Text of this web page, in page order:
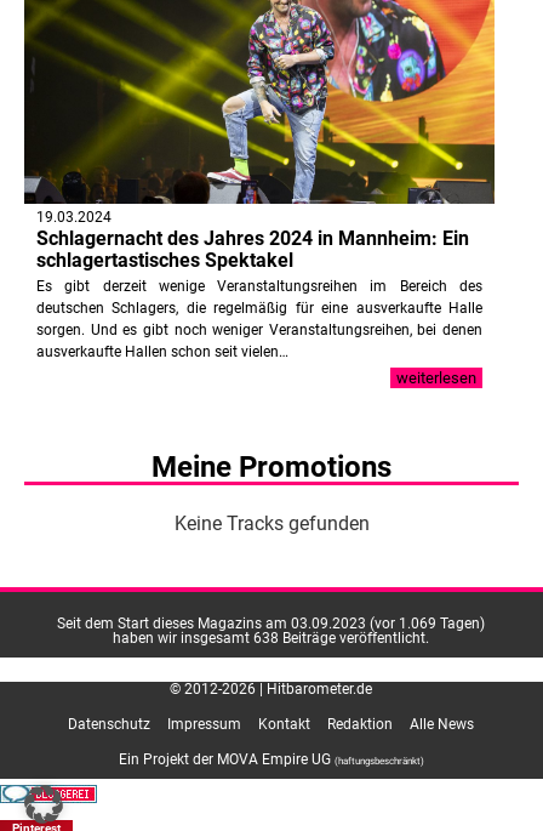
19.03.2024
Schlagernacht des Jahres 2024 in Mannheim: Ein
schlagertastisches Spektakel
Es gibt derzeit wenige Veranstaltungsreihen im Bereich des
deutschen Schlagers, die regelmäßig für eine ausverkaufte Halle
sorgen. Und es gibt noch weniger Veranstaltungsreihen, bei denen
ausverkaufte Hallen schon seit vielen…
weiterlesen
Meine Promotions
Keine Tracks gefunden
Seit dem Start dieses Magazins am 03.09.2023 (vor 1.069 Tagen)
haben wir insgesamt 638 Beiträge veröffentlicht.
© 2012-2026 | Hitbarometer.de
Ein Projekt der MOVA Empire UG (haftungsbeschränkt)
Datenschutz Impressum Kontakt Redaktion Alle News
Pinterest